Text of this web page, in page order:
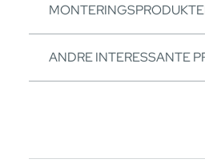
ANDRE INTERESSANTE